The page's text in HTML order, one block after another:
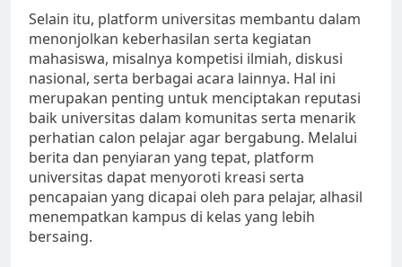
Selain itu, platform universitas membantu dalam
menonjolkan keberhasilan serta kegiatan
mahasiswa, misalnya kompetisi ilmiah, diskusi
nasional, serta berbagai acara lainnya. Hal ini
merupakan penting untuk menciptakan reputasi
baik universitas dalam komunitas serta menarik
perhatian calon pelajar agar bergabung. Melalui
berita dan penyiaran yang tepat, platform
universitas dapat menyoroti kreasi serta
pencapaian yang dicapai oleh para pelajar, alhasil
menempatkan kampus di kelas yang lebih
bersaing.